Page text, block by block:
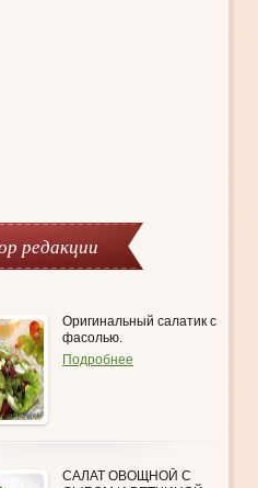
редакции
Оригинальный салатик с
фасолью.
Подробнее
САЛАТ ОВОЩНОЙ С